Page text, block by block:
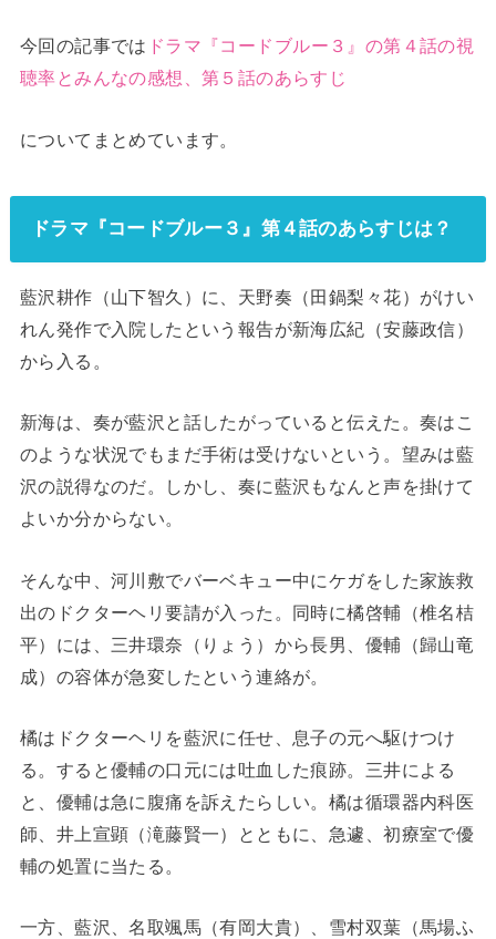
今回の記事では ドラマ『コードブルー３』の第４話の視
聴率とみんなの感想、第５話のあらすじ
についてまとめています。
ドラマ『コードブルー３』第４話のあらすじは？
藍沢耕作（山下智久）に、天野奏（田鍋梨々花）がけい
れん発作で入院したという報告が新海広紀（安藤政信）
から入る。
新海は、奏が藍沢と話したがっていると伝えた。奏はこ
のような状況でもまだ手術は受けないという。望みは藍
沢の説得なのだ。しかし、奏に藍沢もなんと声を掛けて
よいか分からない。
そんな中、河川敷でバーベキュー中にケガをした家族救
出のドクターヘリ要請が入った。同時に橘啓輔（椎名桔
平）には、三井環奈（りょう）から長男、優輔（歸山竜
成）の容体が急変したという連絡が。
橘はドクターヘリを藍沢に任せ、息子の元へ駆けつけ
る。すると優輔の口元には吐血した痕跡。三井による
と、優輔は急に腹痛を訴えたらしい。橘は循環器内科医
師、井上宣顕（滝藤賢一）とともに、急遽、初療室で優
輔の処置に当たる。
一方、藍沢、名取颯馬（有岡大貴）、雪村双葉（馬場ふ